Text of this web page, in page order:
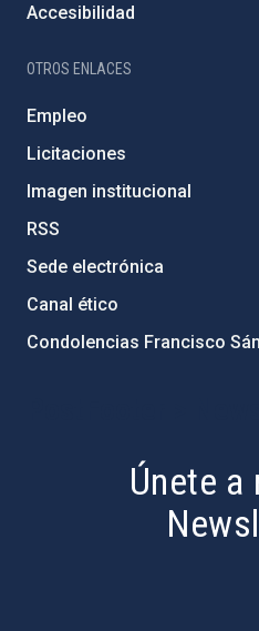
Accesibilidad
OTROS ENLACES
Empleo
Licitaciones
Imagen institucional
RSS
Sede electrónica
Canal ético
Condolencias Francisco
Únete a